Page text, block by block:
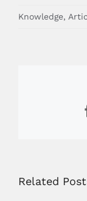
Knowledge,
Related